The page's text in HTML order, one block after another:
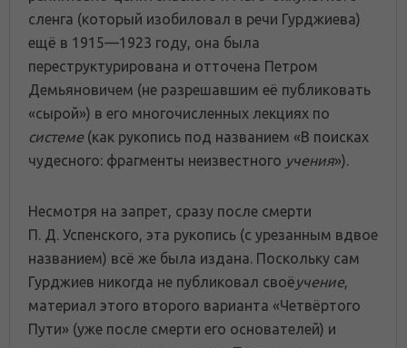
сленга (который изобиловал в речи Гурджиева)
ещё в 1915—1923 году, она была
переструктурирована и отточена Петром
Демьяновичем (не разрешавшим её публиковать
«сырой») в его многочисленных лекциях по
системе(как рукопись под названием «В поисках
чудесного: фрагменты неизвестного учения»).
Несмотря на запрет, сразу после смерти
П. Д. Успенского, эта рукопись (с урезанным вдвое
названием) всё же была издана. Поскольку сам
Гурджиев никогда не публиковал своёучение,
материал этого второго варианта «Четвёртого
Пути» (уже после смерти его основателей) и